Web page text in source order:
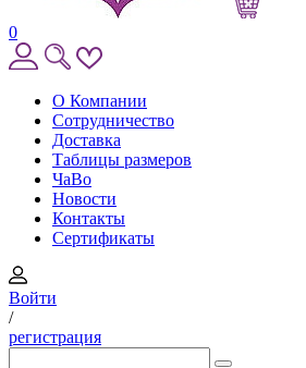
0
О Компании
Сотрудничество
Доставка
Таблицы размеров
ЧаВо
Новости
Контакты
Сертификаты
Войти
/
регистрация